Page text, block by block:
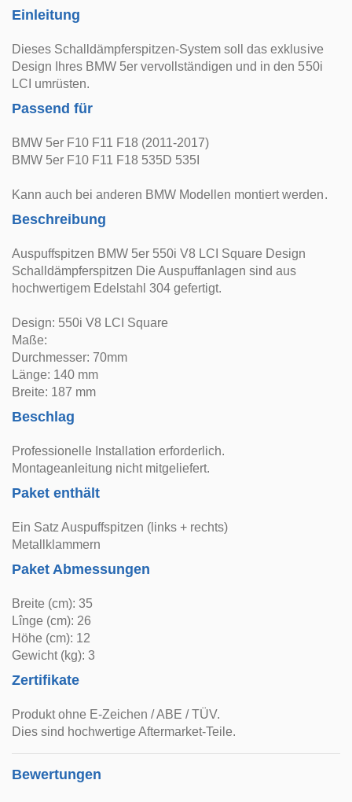
Einleitung
Dieses Schalldämpferspitzen-System soll das exklusive
Design Ihres BMW 5er vervollständigen und in den 550i
LCI umrüsten.
Passend für
BMW 5er F10 F11 F18 (2011-2017)
BMW 5er F10 F11 F18 535D 535I
Kann auch bei anderen BMW Modellen montiert werden.
Beschreibung
Auspuffspitzen BMW 5er 550i V8 LCI Square Design
Schalldämpferspitzen Die Auspuffanlagen sind aus
hochwertigem Edelstahl 304 gefertigt.
Design: 550i V8 LCI Square
Maße:
Durchmesser: 70mm
Länge: 140 mm
Breite: 187 mm
Beschlag
Professionelle Installation erforderlich.
Montageanleitung nicht mitgeliefert.
Paket enthält
Ein Satz Auspuffspitzen (links + rechts)
Metallklammern
Paket Abmessungen
Breite (cm): 35
Lînge (cm): 26
Höhe (cm): 12
Gewicht (kg): 3
Zertifikate
Produkt ohne E-Zeichen / ABE / TÜV.
Dies sind hochwertige Aftermarket-Teile.
Bewertungen